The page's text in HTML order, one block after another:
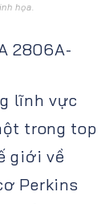
họa.
2806A-
lĩnh vực
trong top
giới về
Perkins